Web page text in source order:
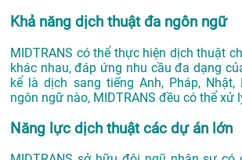
Khả năng dịch thuật đa ngôn ngữ
MIDTRANS có thể thực hiện dịch thuật
khác nhau, đáp ứng nhu cầu đa dạng
kể là dịch sang tiếng Anh, Pháp, Nhật,
ngôn ngữ nào, MIDTRANS đều có thể xử
Năng lực dịch thuật các dự án lớn